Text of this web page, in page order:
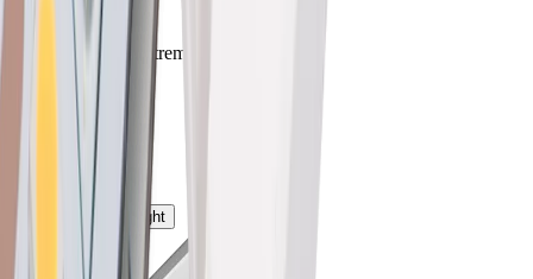
Aluminium
Profondeur d'encastrement
10.8 mm
Type de montage
keyboard_arrow_right